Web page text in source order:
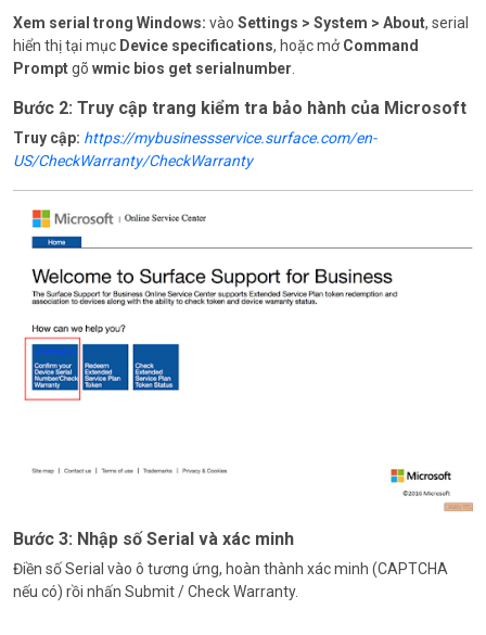
Xem serial trong Windows: vào Settings > System > About, serial
hiển thị tại mục Device specifications, hoặc mởCommand
Promptgõ wmic bios get serialnumber
Bước 2: Truy cập trang kiểm tra bảo hành của Microsoft
Truy cập: https://mybusinessservice.surface.com/en-
US/CheckWarranty/CheckWarranty
Bước 3: Nhập số Serial và xác minh
Điền số Serial vào ô tương ứng, hoàn thành xác minh (CAPTCHA
nếu có) rồi nhấn Submit / Check Warranty.